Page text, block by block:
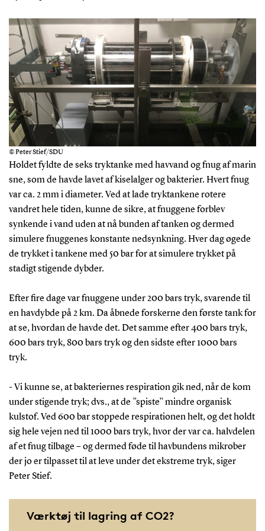
© Peter Stief/SDU
Holdet fyldte de seks tryktanke med havvand og fnug af marin
sne, som de havde lavet af kiselalger og bakterier. Hvert fnug
var ca. 2 mm i diameter. Ved at lade tryktankene rotere
vandret hele tiden, kunne de sikre, at fnuggene forblev
synkende i vand uden at nå bunden af tanken og dermed
simulere fnuggenes konstante nedsynkning. Hver dag øgede
de trykket i tankene med 50 bar for at simulere trykket på
stadigt stigende dybder.
Efter fire dage var fnuggene under 200 bars tryk, svarende til
en havdybde på 2 km. Da åbnede forskerne den første tank for
at se, hvordan de havde det. Det samme efter 400 bars tryk,
600 bars tryk, 800 bars tryk og den sidste efter 1000 bars
tryk.
- Vi kunne se, at bakteriernes respiration gik ned, når de kom
under stigende tryk; dvs., at de ”spiste” mindre organisk
kulstof. Ved 600 bar stoppede respirationen helt, og det holdt
sig hele vejen ned til 1000 bars tryk, hvor der var ca. halvdelen
af et fnug tilbage – og dermed føde til havbundens mikrober
der jo er tilpasset til at leve under det ekstreme tryk, siger
Peter Stief.
Værktøj til lagring af CO2?